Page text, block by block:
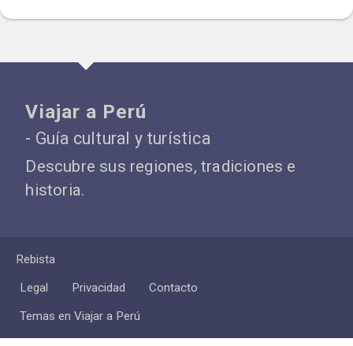
Viajar a Perú
- Guía cultural y turística
Descubre sus regiones, tradiciones e
historia.
Rebista
Legal
Privacidad
Contacto
Temas en Viajar a Perú